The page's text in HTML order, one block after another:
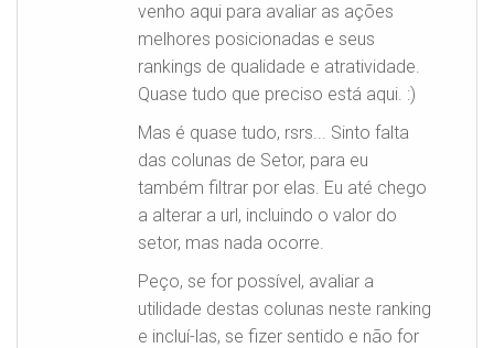
venho aqui para avaliar as ações
melhores posicionadas e seus
rankings de qualidade e atratividade.
Quase tudo que preciso está aqui. :)
Mas é quase tudo, rsrs... Sinto falta
das colunas de Setor, para eu
também filtrar por elas. Eu até chego
a alterar a url, incluindo o valor do
setor, mas nada ocorre.
Peço, se for possível, avaliar a
utilidade destas colunas neste ranking
e incluí-las, se fizer sentido e não for